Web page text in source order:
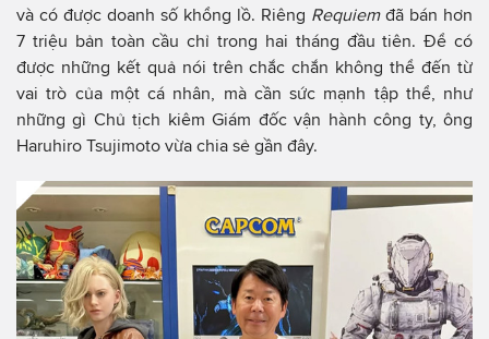
và có được doanh số khổng lồ. Riêng Requiemđã bán hơn
7 triệu bản toàn cầu chỉ trong hai tháng đầu tiên. Để có
được những kết quả nói trên chắc chắn không thể đến từ
vai trò của một cá nhân, mà cần sức mạnh tập thể, như
những gì Chủ tịch kiêm Giám đốc vận hành công ty, ông
Haruhiro Tsujimoto vừa chia sẻ gần đây.